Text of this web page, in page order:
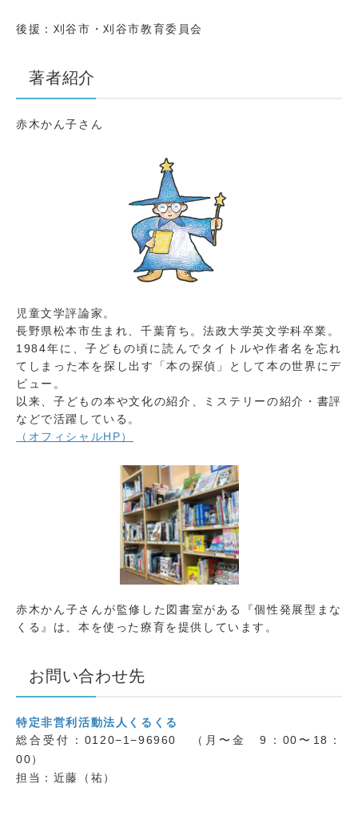
後援：刈谷市・刈谷市教育委員会
著者紹介
赤木かん子さん
児童文学評論家。
長野県松本市生まれ、千葉育ち。 法政大学英文学科卒業。
1984年に、子どもの頃に読んでタイトルや作者名 を忘れ
てしまった本を探し出す「本の探偵」として本の世界にデ
ビュー。
以来、子どもの本や文化の紹介、ミステリーの紹介・ 書評
などで活躍している。
（オフィシャルHP）
赤木かん子さんが監修した図書室がある『個性発展型 まな
くる』は、 本を使った療育を提供しています。
お問い合わせ先
特定非営利活動法人くるくる
総合受付：0120−1−96960 （月〜金 9：00〜18：
00）
担当：近藤（祐）